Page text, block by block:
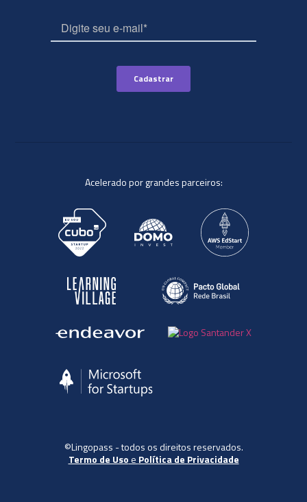
Acelerado por grandes parceiros:
©Lingopass - todos os direitos reservados.
Termo de Uso e Política de Privacidade